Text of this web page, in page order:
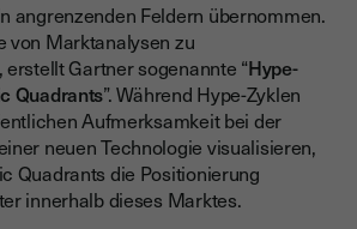
angrenzenden Feldern übernommen.
von Marktanalysen zu
Gartner sogenannte “Hype-
Quadrants”. Während Hype-Zyklen
Aufmerksamkeit bei der
neuen Technologie visualisieren,
Quadrants die Positionierung
innerhalb dieses Marktes.